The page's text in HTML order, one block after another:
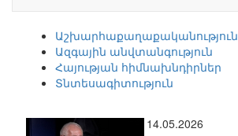
Աշխարհաքաղաքականություն
Ազգային անվտանգություն
Հայության հիմնախնդիրներ
Տնտեսագիտություն
14.05.2026